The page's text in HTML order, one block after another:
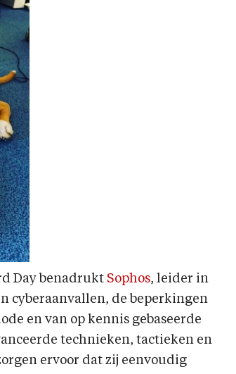
Day benadrukt Sophos, leider in
cyberaanvallen, de beperkingen
en van op kennis gebaseerde
technieken, tactieken en
ervoor dat zij eenvoudig